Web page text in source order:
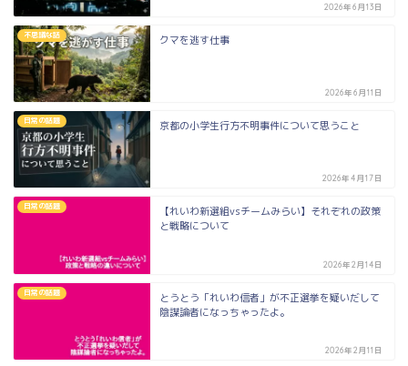
2026年6月13日
不思議な話 クマを逃す仕事
2026年6月11日
日常の話題 京都の小学生行方不明事件について思うこと
2026年4月17日
日常の話題
【れいわ新選組vsチームみらい】それぞれの政策
と戦略について
2026年2月14日
日常の話題
とうとう「れいわ信者」が不正選挙を疑いだして
陰謀論者になっちゃったよ。
2026年2月11日